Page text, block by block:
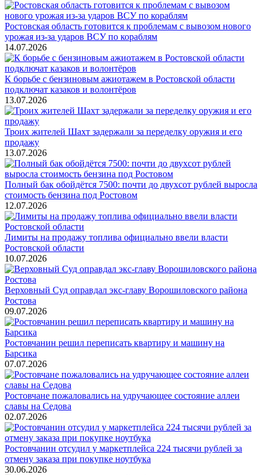
Ростовская область готовится к проблемам с вывозом нового
урожая из-за ударов ВСУ по кораблям
14.07.2026
К борьбе с бензиновым ажиотажем в Ростовской области
подключат казаков и волонтёров
13.07.2026
Троих жителей Шахт задержали за переделку оружия и его
продажу
13.07.2026
Полный бак обойдётся 7500: почти до двухсот рублей выросла
стоимость бензина под Ростовом
12.07.2026
Лимиты на продажу топлива официально ввели власти
Ростовской области
10.07.2026
Верховный Суд оправдал экс-главу Ворошиловского района
Ростова
09.07.2026
Ростовчанин решил переписать квартиру и машину на
Барсика
07.07.2026
Ростовчане пожаловались на удручающее состояние аллеи
славы на Седова
02.07.2026
Ростовчанин отсудил у маркетплейса 224 тысячи рублей за
отмену заказа при покупке ноутбука
30.06.2026